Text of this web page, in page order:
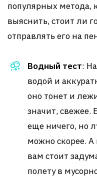
популярных метода,
выяснить, стоит ли
отправлять его на
Водный тест:
водой и
оно тонет и
значит, свежее.
еще ничего, но
можно скорее. А
вам стоит
полету в